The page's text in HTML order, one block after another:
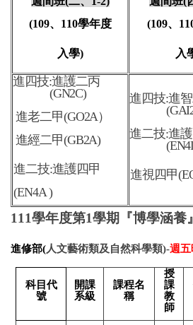
(109、 110學年度
入學)
(109、
入
進四技:進護二丙
(GN2C)
進老二甲(GO2A）
進經二甲(GB2A)
進二技:進護四甲
(EN4A )
進四技:進
進二技:進
進視四甲
111學年度第1學期『博學涵養
進修部(人文藝術類及自然科學類)-週五
科目代
號
開課
系級
課程名
稱
授
課
教
師